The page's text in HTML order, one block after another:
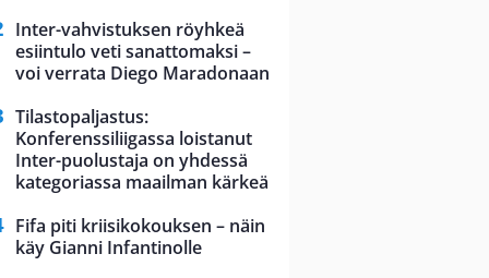
Inter-vahvistuksen röyhkeä
esiintulo veti sanattomaksi –
voi verrata Diego Maradonaan
Tilastopaljastus:
Konferenssiliigassa loistanut
Inter-puolustaja on yhdessä
kategoriassa maailman kärkeä
Fifa piti kriisikokouksen – näin
käy Gianni Infantinolle